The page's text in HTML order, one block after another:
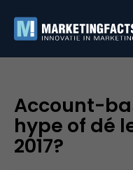
Account-
hype of dé
2017?